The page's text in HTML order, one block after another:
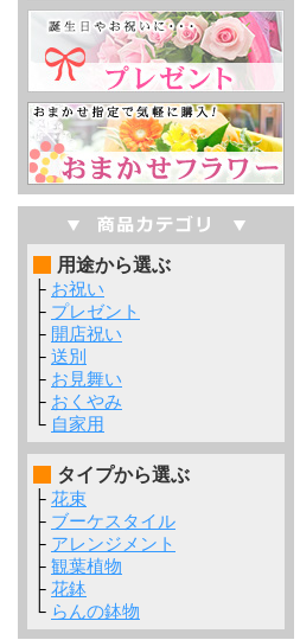
用途から選ぶ
├ お祝い
├ プレゼント
├ 開店祝い
├ 送別
├ お見舞い
├ おくやみ
└ 自家用
タイプから選ぶ
├ 花束
├ ブーケスタイル
├ アレンジメント
├ 観葉植物
├ 花鉢
└ らんの鉢物